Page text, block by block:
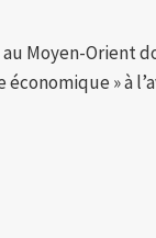
Moyen-Orient
économique » à